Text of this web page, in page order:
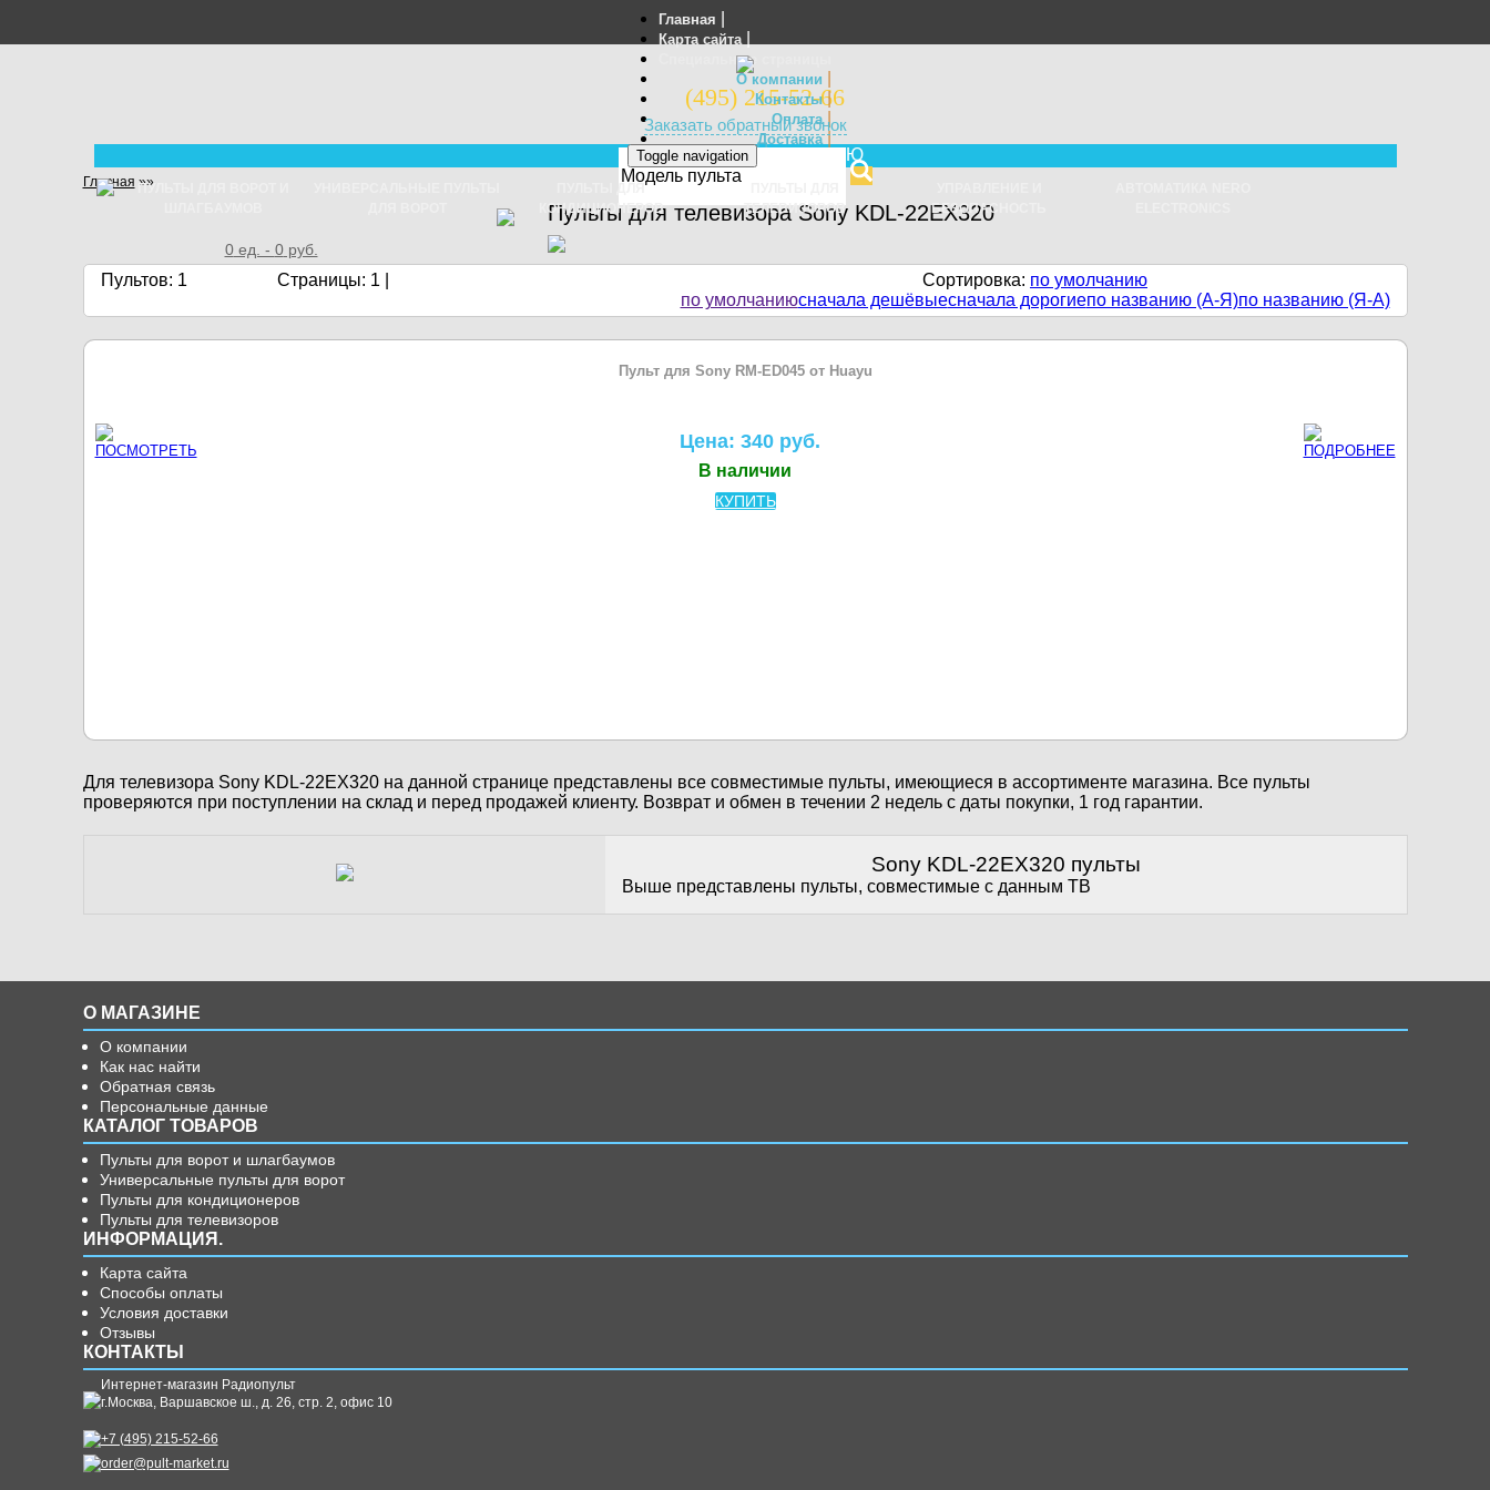
Главная
Карта сайта
Специальные страницы
О компании
Контакты |
Оплата |
Доставка |
(495) 215-52-66
Заказать обратный звонок
0ед. - 0руб.
Toggle navigation МЕНЮ
ПУЛЬТЫ ДЛЯ ВОРОТ И
КОНДИЦИОНЕРОВ
ТЕЛЕВИЗОРОВ
БЕЗОПАСНОСТЬ
Главная »»
Пульты для телевизора Sony KDL-22EX320
Пультов: 1 Страницы: 1 Сортировка: по умолчанию
по умолчаниюсначала дешёвыесначала дорогиепо названию (А-Я)по названию (Я-А)
Пульт для Sony RM-ED045 от Huayu
Цена: 340 руб.
В наличии
КУПИТЬ
Для телевизора Sony KDL-22EX320 на данной странице представлены все совместимые пульты, имеющиеся в ассортименте магазина. Все пульты
проверяются при поступлении на склад и перед продажей клиенту. Возврат и обмен в течении 2 недель с даты покупки, 1 год гарантии.
Sony KDL-22EX320 пульты
Выше представлены пульты, совместимые с данным ТВ
О МАГАЗИНЕ
О компании
Как нас найти
Обратная связь
Персональные данные
КАТАЛОГ ТОВАРОВ
Пульты для ворот и шлагбаумов
Универсальные пульты для ворот
Пульты для кондиционеров
Пульты для телевизоров
ИНФОРМАЦИЯ.
Карта сайта
Способы оплаты
Условия доставки
Отзывы
КОНТАКТЫ
Интернет-магазин Радиопульт
г.Москва, Варшавское ш., д. 26, стр. 2, офис 10
+7 (495) 215-52-66
order@pult-market.ru